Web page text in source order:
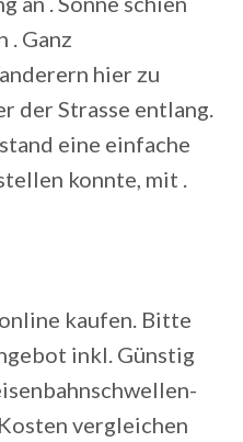
. Ganz
hier zu
der Strasse entlang.
eine einfache
konnte, mit .
kaufen. Bitte
inkl. Günstig
vergleichen